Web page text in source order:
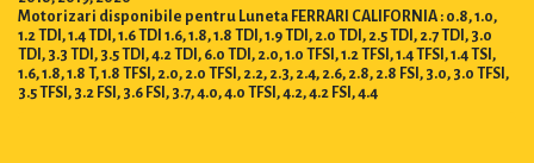
Motorizari disponibile pentru Luneta FERRARI CALIFORNIA : 0.8, 1.0,
1.2 TDI, 1.4 TDI, 1.6 TDI 1.6, 1.8, 1.8 TDI, 1.9 TDI, 2.0 TDI, 2.5 TDI, 2.7 TDI, 3.0
TDI, 3.3 TDI, 3.5 TDI, 4.2 TDI, 6.0 TDI, 2.0, 1.0 TFSI, 1.2 TFSI, 1.4 TFSI, 1.4 TSI,
1.6, 1.8, 1.8 T, 1.8 TFSI, 2.0, 2.0 TFSI, 2.2, 2.3, 2.4, 2.6, 2.8, 2.8 FSI, 3.0, 3.0 TFSI,
3.5 TFSI, 3.2 FSI, 3.6 FSI, 3.7, 4.0, 4.0 TFSI, 4.2, 4.2 FSI, 4.4